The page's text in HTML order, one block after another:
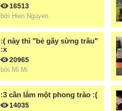
16513
bởi Hien Nguyen
:( này thì "bẻ gãy sừng trâu"
:x
20965
bởi Mi Mi
:3 cần lắm một phong trào :(
14035